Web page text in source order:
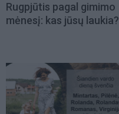
Rugpjūtis pagal gimimo
mėnesį: kas jūsų laukia?